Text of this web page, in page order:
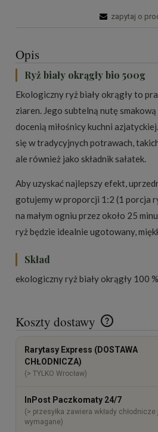
zapytaj o
Opis
Ryż biały okrągły bio 500g
Ekologiczny ryż biały okrągły to
ziaren. Jego subtelną nutę
docenią miłośnicy kuchni
się w tradycyjnych potrawach,
ale również jako składnik sałatek.
Aby uzyskać najlepszy efekt,
gotujemy w proporcji 1:2 (1 porcja
na małym ogniu przez około 25
ryż będzie idealnie ugotowany,
Skład
ekologiczny ryż biały okrągły 100
Koszty dostawy
Cena nie zawiera ewentualnych kosztów
Rarytasy Express (DOSTAWA
CHŁODNICZA)
(> TYLKO Wrocław)
InPost Paczkomaty 24/7
(> przesyłka zawiera wkłady
wymagane)